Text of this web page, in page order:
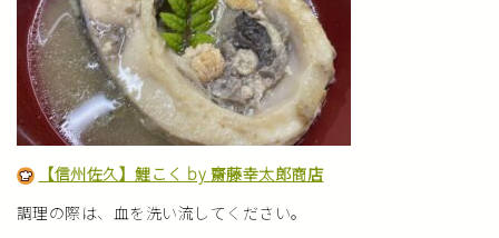
【信州佐久】鯉こく by 齋藤幸太郎商店
調理の際は、血を洗い流してください。